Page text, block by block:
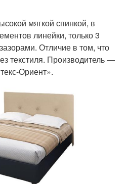
мягкой спинкой, в
линейки, только 3
Отличие в том, что
текстиля. Производитель —
Ориент».